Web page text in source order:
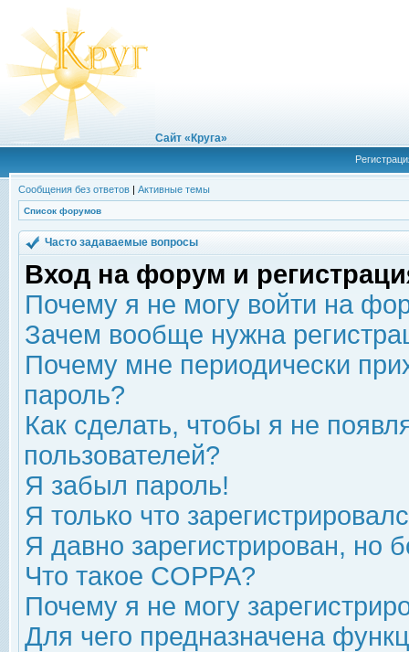
Сайт «Круга»
Сообщения без ответов | Активные темы
Список форумов
Часто задаваемые вопросы
Вход на форум и
Почему я не могу войти на
Зачем вообще нужна
Почему мне периодически
пароль?
Как сделать, чтобы я не
пользователей?
Я забыл пароль!
Я только что
Я давно зарегистрирован, но
Что такое COPPA?
Почему я не могу
Для чего предназначена